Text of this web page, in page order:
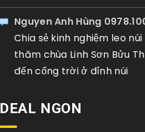
Nguyen Anh Hùng
Chia sẻ kinh nghiệm leo núi
thăm chùa Linh Sơn Bửu
đến cổng trời ở đỉnh núi
DEAL NGON